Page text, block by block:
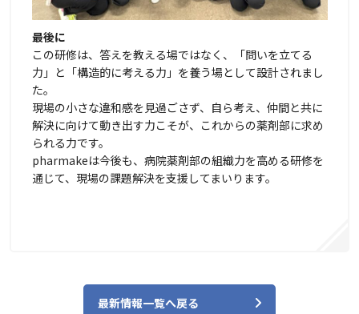
最後に
この研修は、答えを教える場ではなく、「問いを立てる
力」と「構造的に考える力」を養う場として設計されまし
た。
現場の小さな違和感を見過ごさず、自ら考え、仲間と共に
解決に向けて動き出す力こそが、これからの薬剤部に求め
られる力です。
pharmakeは今後も、病院薬剤部の組織力を高める研修を
通じて、現場の課題解決を支援してまいります。
最新情報一覧へ戻る